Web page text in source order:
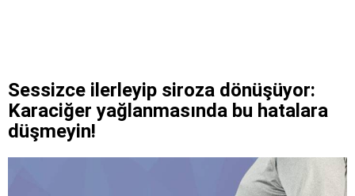
Sessizce ilerleyip siroza dönüşüyor:
Karaciğer yağlanmasında bu hatalara
düşmeyin!